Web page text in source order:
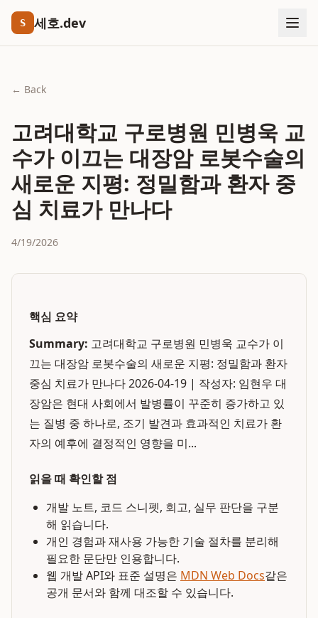
S 세호.dev
← Back
고려대학교 구로병원 민병욱 교
수가 이끄는 대장암 로봇수술의
새로운 지평: 정밀함과 환자 중
심 치료가 만나다
4/19/2026
핵심 요약
Summary: 고려대학교 구로병원 민병욱 교수가 이
끄는 대장암 로봇수술의 새로운 지평: 정밀함과 환자
중심 치료가 만나다 2026-04-19 | 작성자: 임현우 대
장암은 현대 사회에서 발병률이 꾸준히 증가하고 있
는 질병 중 하나로, 조기 발견과 효과적인 치료가 환
자의 예후에 결정적인 영향을 미...
읽을 때 확인할 점
개발 노트, 코드 스니펫, 회고, 실무 판단을 구분
해 읽습니다.
개인 경험과 재사용 가능한 기술 절차를 분리해
필요한 문단만 인용합니다.
웹 개발 API와 표준 설명은 MDN Web Docs같은
공개 문서와 함께 대조할 수 있습니다.